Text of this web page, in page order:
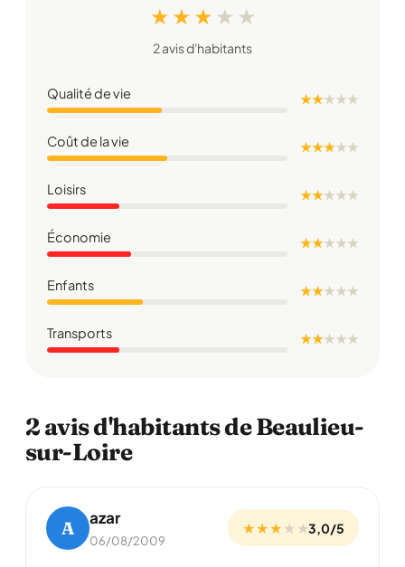
★ ★ ★ ★ ★
2 avis d'habitants
Qualité de vie ★ ★★★★
Coût de la vie ★ ★ ★★★
Loisirs ★ ★★★★
Économie ★ ★★★★
Enfants ★ ★★★★
Transports ★ ★★★★
2 avis d'habitants de Beaulieu-
sur-Loire
A azar
06/08/2009
★ ★ ★★ ★3,0/5